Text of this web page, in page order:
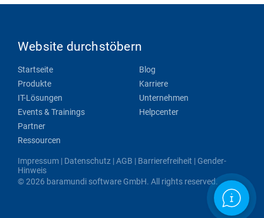
Website durchstöbern
Startseite
Produkte
IT-Lösungen
Events & Trainings
Partner
Ressourcen
Blog
Karriere
Unternehmen
Helpcenter
Impressum | Datenschutz |AGB | Barrierefreiheit | Gender-
Hinweis
© 2026 baramundi software GmbH. All rights reserved.